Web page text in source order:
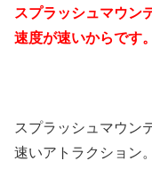
スプラッシュマウン
速度が速いからです。
スプラッシュマウン
速いアトラクション。